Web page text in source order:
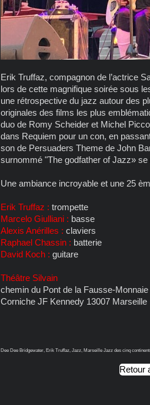
Erik Truffaz, compagnon de l’actrice
lors de cette magnifique soirée sous
une rétrospective du jazz autour des
originales des films les plus
duo de Romy Scheider et Michel
dans Requiem pour un con, en
son de Persuaders Theme de John
surnommé "The godfather of Jazz»
Une ambiance incroyable et une 25
Erik Truffaz : trompette
Marcelo Giulliani : basse
Alexis Anérilles : claviers
Raphael Chassin : batterie
David Koch : guitare
Théâtre Silvain
chemin du Pont de la Fausse-Monnaie
Corniche JF Kennedy 13007 Marseille
Dee Dee Bridgewater, Erik Truffaz, Jazz, Marseille Jazz des cinq
Retour